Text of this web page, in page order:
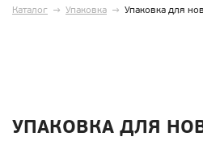
Каталог → Упаковка → Упаковка для
УПАКОВКА ДЛЯ